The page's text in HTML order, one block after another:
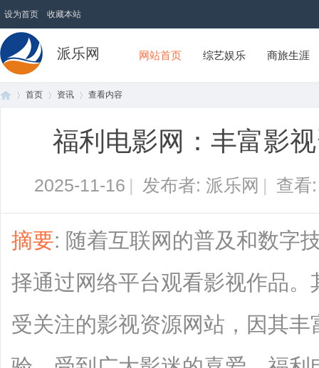
设为首页 收藏本站
派乐网 网站首页 综艺娱乐 商旅生涯
首页 资讯
›
查看内容
福利电影网：丰富影
2025-11-16 | 发布者: 派乐网 | 查
摘要: 随着互联网的普及和数字
择通过网络平台观看影视作品
受关注的影视资源网站，因其